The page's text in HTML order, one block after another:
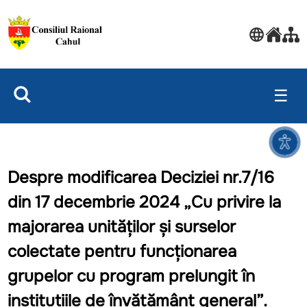
☰
Despre modificarea Deciziei nr.7/16
din 17 decembrie 2024 „Cu privire la
majorarea unităților și surselor
colectate pentru funcționarea
grupelor cu program prelungit în
instituțiile de învățământ general”.